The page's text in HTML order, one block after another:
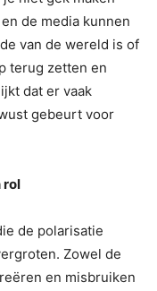
de media kunnen
van de wereld is of
terug zetten en
dat er vaak
gebeurt voor
rol
de polarisatie
Zowel de
en misbruiken